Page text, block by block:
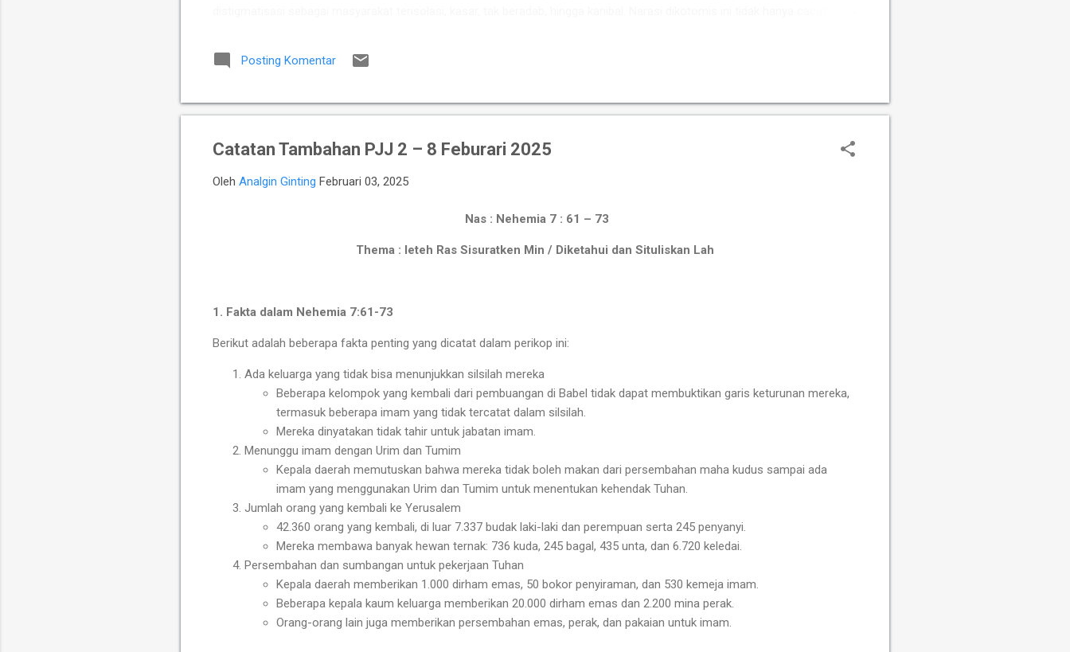
yang harmonis di kawasan Sumatera Timur Laut prakolonial. ​Melalui sintesis pemikiran ahli sejarah Perancis, Daniel Perret,
dan antropolog Universitas Negeri Medan, Prof. Erond L. Damanik, artikel ini mengurai fakta bahwa keterpisahan kultural dan
Posting Komentar
Catatan Tambahan PJJ 2 – 8 Feburari 2025
Oleh Analgin Ginting Februari 03, 2025
Nas : Nehemia 7 : 61 – 73
Thema : Ieteh Ras Sisuratken Min / Diketahui dan Situliskan Lah
1. Fakta dalam Nehemia 7:61-73
Berikut adalah beberapa fakta penting yang dicatat dalam perikop ini:
Ada keluarga yang tidak bisa menunjukkan silsilah mereka
Beberapa kelompok yang kembali dari pembuangan di Babel tidak dapat membuktikan garis keturunan mereka,
termasuk beberapa imam yang tidak tercatat dalam silsilah.
Mereka dinyatakan tidak tahir untuk jabatan imam.
Menunggu imam dengan Urim dan Tumim
Kepala daerah memutuskan bahwa mereka tidak boleh makan dari persembahan maha kudus sampai ada
imam yang menggunakan Urim dan Tumim untuk menentukan kehendak Tuhan.
Jumlah orang yang kembali ke Yerusalem
42.360 orang yang kembali, di luar 7.337 budak laki-laki dan perempuan serta 245 penyanyi.
Mereka membawa banyak hewan ternak: 736 kuda, 245 bagal, 435 unta, dan 6.720 keledai.
Persembahan dan sumbangan untuk pekerjaan Tuhan
Kepala daerah memberikan 1.000 dirham emas, 50 bokor penyiraman, dan 530 kemeja imam.
Beberapa kepala kaum keluarga memberikan 20.000 dirham emas dan 2.200 mina perak.
Orang-orang lain juga memberikan persembahan emas, perak, dan pakaian untuk imam.